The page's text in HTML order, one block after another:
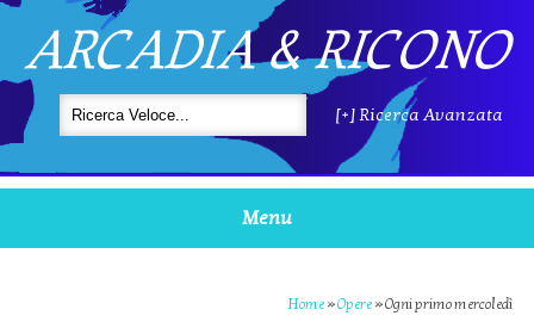
ARCADIA & RICONO
[+] Ricerca Avanzata
Menu
Home »Opere »Ogni primo mercoledì